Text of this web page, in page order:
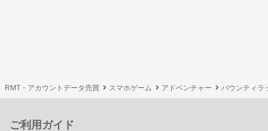
RMT・アカウントデータ売買 スマホゲーム アドベンチャー バウンティラ
ご利用ガイド